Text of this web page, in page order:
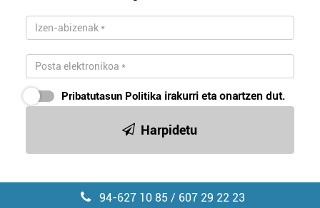
Pribatutasun Politika irakurri eta onartzen dut.
Harpidetu
94-627 10 85 / 607 29 22 23